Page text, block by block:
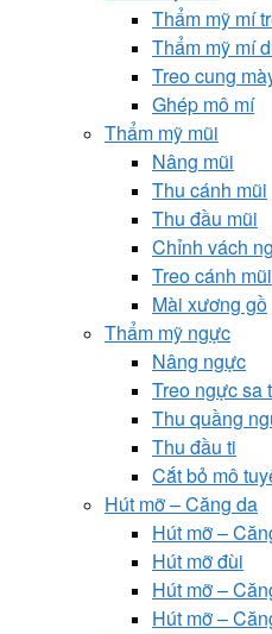
Thẩm mỹ mí
Thẩm mỹ mí
Treo cung
Ghép mô mí
Thẩm mỹ mũi
Nâng mũi
Thu cánh mũi
Thu đầu mũi
Chỉnh vách
Treo cánh mũi
Mài xương gồ
Thẩm mỹ ngực
Nâng ngực
Treo ngực sa
Thu quầng
Thu đầu ti
Cắt bỏ mô
Hút mỡ – Căng da
Hút mỡ –
Hút mỡ đùi
Hút mỡ –
Hút mỡ –